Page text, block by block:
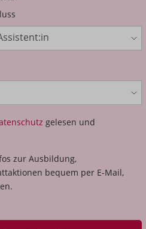
gelesen und
zur Ausbildung,
bequem per E-Mail,